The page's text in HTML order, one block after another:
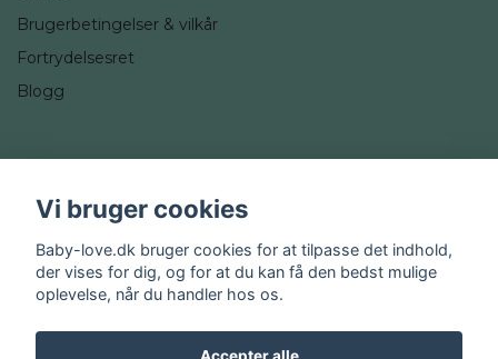
Brugerbetingelser & vilkår
Fortrydelsesret
Blogg
Instagram
Vi bruger cookies
Baby-love.dk bruger cookies for at tilpasse det indhold,
der vises for dig, og for at du kan få den bedst mulige
oplevelse, når du handler hos os.
Accepter alle